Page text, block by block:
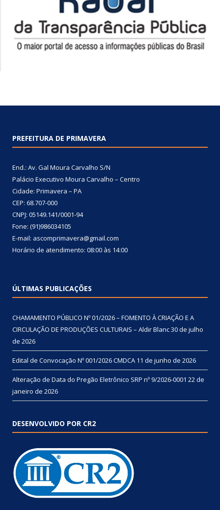
PREFEITURA DE PRIMAVERA
End.: Av. Gal Moura Carvalho S/N
Palácio Executivo Moura Carvalho – Centro
Cidade: Primavera – PA
CEP: 68.707-000
CNPJ: 05149.141/0001-94
Fone: (91)986034105
E-mail: ascomprimavera@gmail.com
Horário de atendimento: 08:00 às 14:00
ÚLTIMAS PUBLICAÇÕES
CHAMAMENTO PÚBLICO Nº 01/2026 – FOMENTO À CRIAÇÃO E A
CIRCULAÇÃO DE PRODUÇÕES CULTURAIS – Aldir Blanc30 de julho
de 2026
Edital de Convocação Nº 001/2026 CMDCA 11 de junho de 2026
Alteração de Data do Pregão Eletrônico SRP nº 9/2026-0001 22 de
janeiro de 2026
DESENVOLVIDO POR CR2